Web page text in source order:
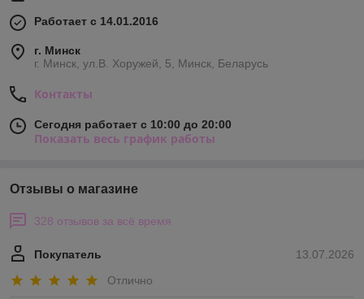
Работает с 14.01.2016
г. Минск
г. Минск, ул.В. Хоружей, 5, Минск, Беларусь
Контакты
Сегодня работает с 10:00 до 20:00
Показать весь график работы
Отзывы о магазине
328 отзывов за всё время
13.07.2026
Покупатель
Отлично